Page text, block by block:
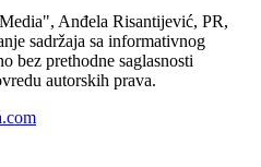
Anđela Risantijević, PR,
sadržaja sa informativnog
bez prethodne saglasnosti
autorskih prava.